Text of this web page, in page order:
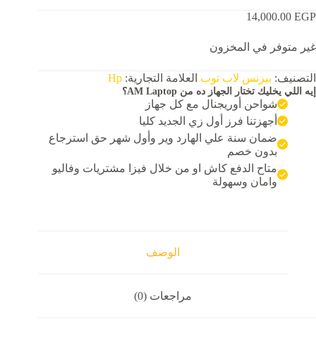
14,000.00 EGP
غير متوفر في المخزون
التصنيف: بيزنس لاب توب العلامة التجارية: Hp
إيه اللي يخليك تختار الجهاز ده من AM Laptop؟
شواحن أوريجنال مع كل جهاز
أجهزتنا فرز أول زي الجديد كليا
ضمان سنة علي الهارد وير وأول شهر حق استرجاع
بدون خصم
متاح الدفع كاش او من خلال فيزا مشتريات وفاليو
وامان وسهولة
الوصف
مراجعات (0)